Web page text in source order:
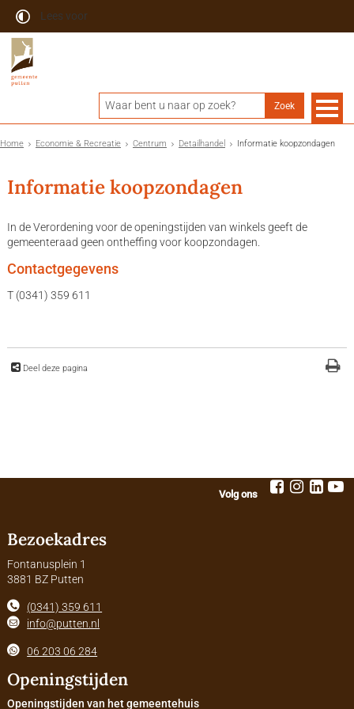
Lees voor
Home Economie & Recreatie Centrum Detailhandel Informatie koopzondagen
Informatie koopzondagen
In de Verordening voor de openingstijden van winkels geeft de
gemeenteraad geen ontheffing voor koopzondagen.
Contactgegevens
T (0341) 359 611
Deel deze pagina
Volg ons
Bezoekadres
Fontanusplein 1
3881 BZ Putten
(0341) 359 611
info@putten.nl
06 203 06 284
Openingstijden
Openingstijden van het gemeentehuis